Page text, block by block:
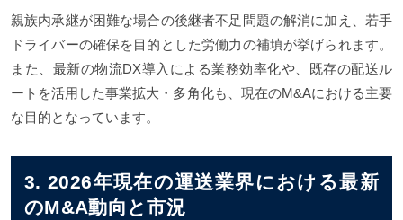
親族内承継が困難な場合の後継者不足問題の解消に加え、若手
ドライバーの確保を目的とした労働力の補填が挙げられます。
また、最新の物流DX導入による業務効率化や、既存の配送ル
ートを活用した事業拡大・多角化も、現在のM&Aにおける主要
な目的となっています。
3. 2026年現在の運送業界における最新
のM&A動向と市況